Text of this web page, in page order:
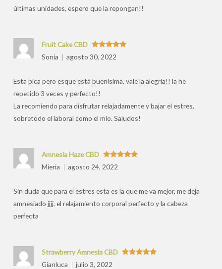
últimas unidades, espero que la repongan!!
Valorado
con5de 5
Fruit Cake CBD
Sonia
agosto 30, 2022
Esta pica pero esque está buenisima, vale la alegria!! la he
repetido 3 veces y perfecto!!
La recomiendo para disfrutar relajadamente y bajar el estres,
sobretodo el laboral como el mio. Saludos!
Valorado
con5
Amnesia Haze CBD
Mieria
agosto 24, 2022
Sin duda que para el estres esta es la que me va mejor, me deja
amnesiado jjjj, el relajamiento corporal perfecto y la cabeza
perfecta
Strawberry Amnesia CBD
Gianluca
julio 3, 2022